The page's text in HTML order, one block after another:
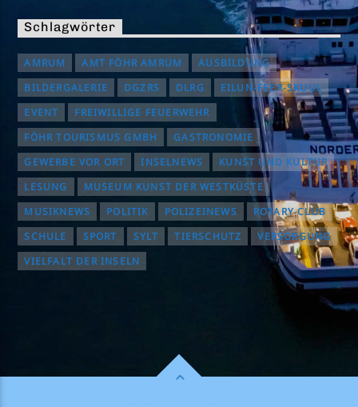
Schlagwörter
AMRUM AMT FÖHR AMRUM
AUSBILDUNG
BILDERGALERIE
DGZRS DLRG
EILUN-FEER-SKUUL
EVENT
FREIWILLIGE FEUERWEHR
FÖHR TOURISMUS GMBH
GASTRONOMIE
GEWERBE VOR ORT
INSELNEWS
KUNST UND KULTUR
LESUNG
MUSEUM KUNST DER WESTKÜSTE
MUSIKNEWS
POLITIK POLIZEINEWS
ROTARY CLUB
SCHULE
SPORT SYLT TIERSCHUTZ
VERSORGUNG
VIELFALT DER INSELN